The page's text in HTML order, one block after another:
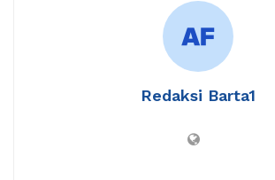
Redaksi Barta1